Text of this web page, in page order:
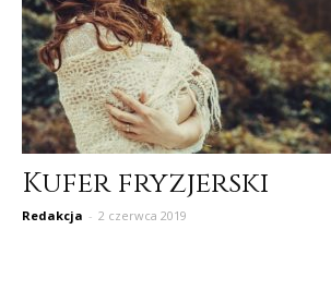
Kufer fryzjerski
Redakcja - 2 czerwca 2019